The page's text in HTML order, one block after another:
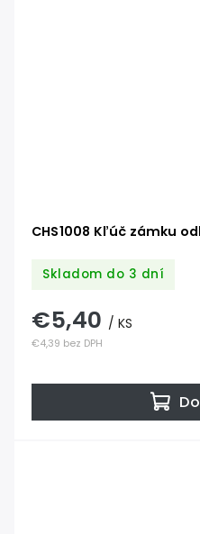
CHS1008 Kľúč zámku
Skladom do 3 dní
€4,39 bez DPH
€5,40 / KS